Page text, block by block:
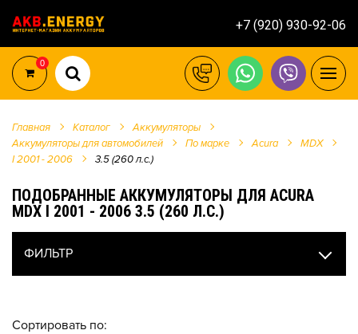
+7 (920) 930-92-06
0
Главная Каталог
Аккумуляторы
Аккумуляторы для автомобилей
По марке Acura
MDX
I 2001 - 2006
3.5 (260 л.с.)
ПОДОБРАННЫЕ АККУМУЛЯТОРЫ ДЛЯ ACURA
MDX I 2001 - 2006 3.5 (260 Л.С.)
ФИЛЬТР
Сортировать по: